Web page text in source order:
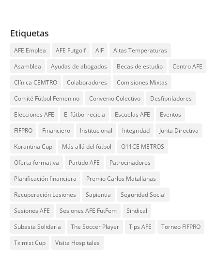
Etiquetas
AFE Emplea AFE Futgolf AIF
Altas Temperaturas
Asamblea
Ayudas de abogados Becas de estudio
Centro AFE
Clínica CEMTRO
Colaboradores
Comisiones Mixtas
Comité Fútbol Femenino
Convenio Colectivo
Desfibriladores
Elecciones AFE
El fútbol recicla Escuelas AFE
Eventos
FIFPRO
Financiero Institucional Integridad
Junta Directiva
Korantina Cup
Más allá del fútbol
O11CE METROS
Oferta formativa
Partido AFE
Patrocinadores
Planificación financiera
Premio Carlos Matallanas
Recuperación Lesiones
Sapientia
Seguridad Social
Sesiones AFE
Sesiones AFE FutFem
Sindical
Subasta Solidaria
The Soccer Player Tips AFE
Torneo FIFPRO
Tximist Cup
Visita Hospitales